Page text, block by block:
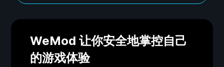
WeMod 让你安全地掌控自己
的游戏体验